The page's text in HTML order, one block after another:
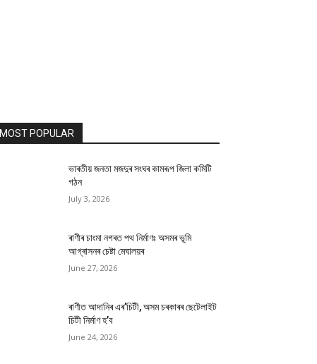
MOST POPULAR
ভাৰতীয় জনতা মজদুৰ সংঘৰ কামৰূপ জিলা কমিটি
গঠন
July 3, 2026
ৰাণীৰ চাংমা নগৰত পথ নিৰ্মাণঃ অসমৰ ভূমি
আগ্ৰাসনৰ চেষ্টা মেঘালয়ৰ
June 27, 2026
ৰাণীত আদানিৰ এৰ’চিটী, অসম চৰকাৰৰ ছেটেলাইট
চিটী নিৰ্মাণ হ’ব
June 24, 2026